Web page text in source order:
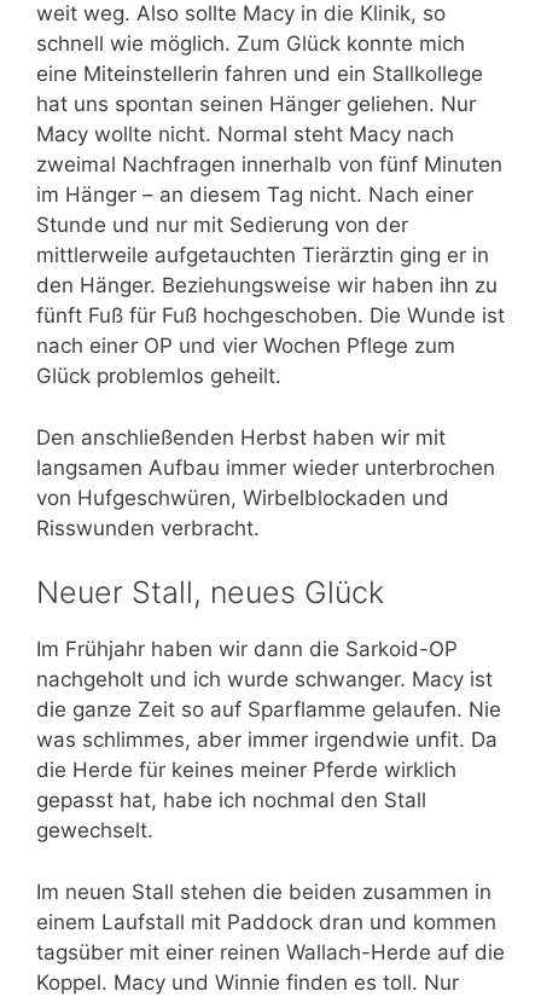
weit weg. Also sollte Macy in die Klinik, so
schnell wie möglich. Zum Glück konnte mich
eine Miteinstellerin fahren und ein Stallkollege
hat uns spontan seinen Hänger geliehen. Nur
Macy wollte nicht. Normal steht Macy nach
zweimal Nachfragen innerhalb von fünf Minuten
im Hänger – an diesem Tag nicht. Nach einer
Stunde und nur mit Sedierung von der
mittlerweile aufgetauchten Tierärztin ging er in
den Hänger. Beziehungsweise wir haben ihn zu
fünft Fuß für Fuß hochgeschoben. Die Wunde ist
nach einer OP und vier Wochen Pflege zum
Glück problemlos geheilt.
Den anschließenden Herbst haben wir mit
langsamen Aufbau immer wieder unterbrochen
von Hufgeschwüren, Wirbelblockaden und
Risswunden verbracht.
Neuer Stall, neues Glück
Im Frühjahr haben wir dann die Sarkoid-OP
nachgeholt und ich wurde schwanger. Macy ist
die ganze Zeit so auf Sparflamme gelaufen. Nie
was schlimmes, aber immer irgendwie unfit. Da
die Herde für keines meiner Pferde wirklich
gepasst hat, habe ich nochmal den Stall
gewechselt.
Im neuen Stall stehen die beiden zusammen in
einem Laufstall mit Paddock dran und kommen
tagsüber mit einer reinen Wallach-Herde auf die
Koppel. Macy und Winnie finden es toll. Nur